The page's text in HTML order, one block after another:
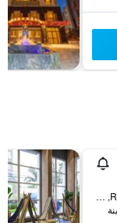
Rua Eleonora Cintra, 960, ساو باولو, البرازيل